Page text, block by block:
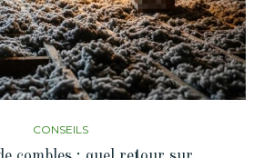
CONSEILS